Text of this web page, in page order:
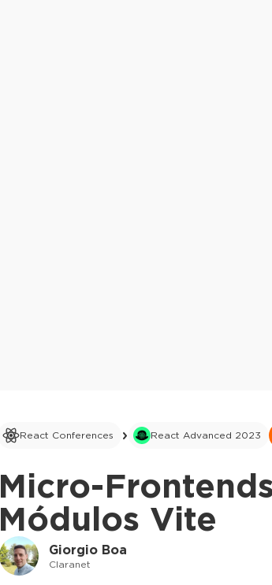
React Conferences React Advanced 2023
Micro-
Módulos Vite
Giorgio Boa
Claranet